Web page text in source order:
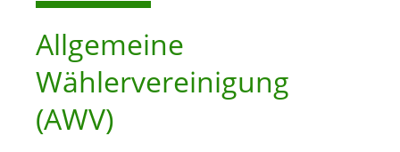
Allgemeine
Wählervereinigung
(AWV)